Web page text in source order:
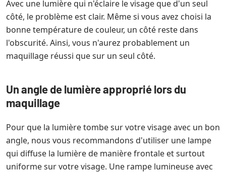
Avec une lumière qui n'éclaire le visage que d'un seul
côté, le problème est clair. Même si vous avez choisi la
bonne température de couleur, un côté reste dans
l'obscurité. Ainsi, vous n'aurez probablement un
maquillage réussi que sur un seul côté.
Un angle de lumière approprié lors du
maquillage
Pour que la lumière tombe sur votre visage avec un bon
angle, nous vous recommandons d'utiliser une lampe
qui diffuse la lumière de manière frontale et surtout
uniforme sur votre visage. Une rampe lumineuse avec